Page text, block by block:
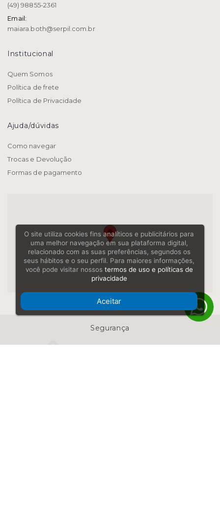
(49) 98855-2361
Email:
maiara.both@serpil.com.br
institucional
Quem Somos
Política de frete
Política de Privacidade
ajuda/dúvidas
Como navegar
Trocas e Devolução
Formas de pagamento
Segurança
O site utiliza cookies fins analíticos e publicitários para
uma melhor navegação em sua plataforma digital,
relacionado com as suas preferências, segundos os
seus hábitos e o seu perfil. Para maiores informações,
você pode visitar nossos termos de uso e políticas de
privacidade
Aceitar